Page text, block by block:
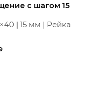
с шагом 15
| 15 мм | Рейка